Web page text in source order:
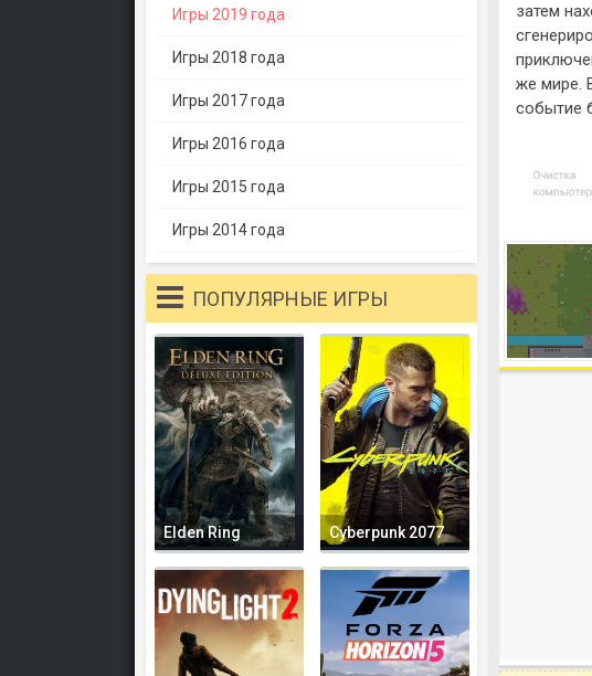
затем
же мире.
событие
Игры 2019 года
Игры 2018 года
Игры 2017 года
Игры 2016 года
Игры 2015 года
Игры 2014 года
ПОПУЛЯРНЫЕ ИГРЫ
Elden Ring Cyberpunk 2077